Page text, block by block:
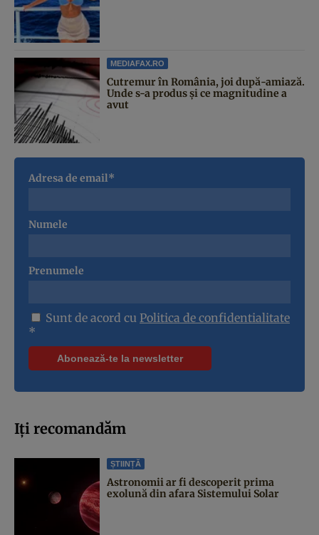
MEDIAFAX.RO
Cutremur în România, joi după-amiază.
Unde s-a produs și ce magnitudine a
avut
Adresa de email*
Numele
Prenumele
Sunt de acord cu Politica de confidentialitate
*
Iți recomandăm
ȘTIINȚĂ
Astronomii ar fi descoperit prima
exolună din afara Sistemului Solar